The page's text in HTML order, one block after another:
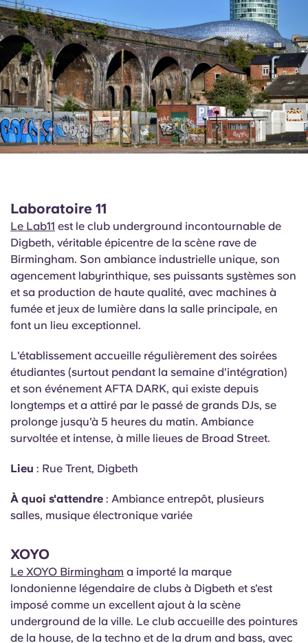
Laboratoire 11
Le Lab11 est le club underground incontournable de
Digbeth, véritable épicentre de la scène rave de
Birmingham. Son ambiance industrielle unique, son
agencement labyrinthique, ses puissants systèmes son
et sa production de haute qualité, avec machines à
fumée et jeux de lumière dans la salle principale, en
font un lieu exceptionnel.
L'établissement accueille régulièrement des soirées
étudiantes (surtout pendant la semaine d'intégration)
et son événement AFTA DARK, qui existe depuis
longtemps et a attiré par le passé de grands DJs, se
prolonge jusqu'à 5 heures du matin. Ambiance
survoltée et intense, à mille lieues de Broad Street.
Lieu : Rue Trent, Digbeth
À quoi s'attendre : Ambiance entrepôt, plusieurs
salles, musique électronique variée
XOYO
Le XOYO Birmingham a importé la marque
londonienne légendaire de clubs à Digbeth et s'est
imposé comme un excellent ajout à la scène
underground de la ville. Le club accueille des pointures
de la house, de la techno et de la drum and bass, avec